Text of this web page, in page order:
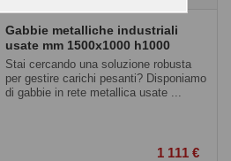
Gabbie metalliche industriali
usate mm 1500x1000 h1000
Stai cercando una soluzione robusta
per gestire carichi pesanti? Disponiamo
di gabbie in rete metallica usate ...
1 111 €